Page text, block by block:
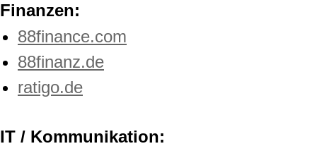
Finanzen:
88finance.com
88finanz.de
ratigo.de
IT / Kommunikation: